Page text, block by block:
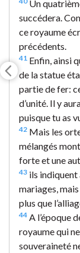
Un
succédera.
ce royaume
précédents.
41 Enfin, ainsi
de la statue
partie de fer:
d’unité. Il y
puisque tu as
42 Mais les
mélangés
forte et une
43 ils indiquent
mariages,
plus que
44 A l’époque
royaume qui
souveraineté